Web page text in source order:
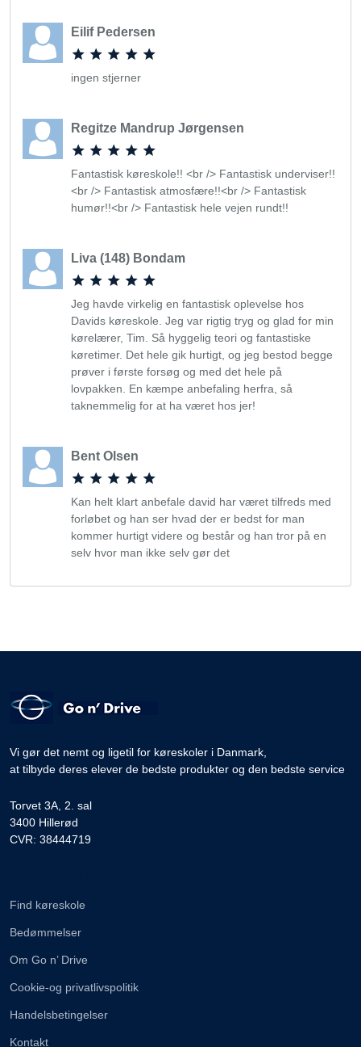
Eilif Pedersen
ingen stjerner
Regitze Mandrup Jørgensen
Fantastisk køreskole!! <br /> Fantastisk underviser!!
<br /> Fantastisk atmosfære!!<br /> Fantastisk
humør!!<br /> Fantastisk hele vejen rundt!!
Liva (148) Bondam
Jeg havde virkelig en fantastisk oplevelse hos
Davids køreskole. Jeg var rigtig tryg og glad for min
kørelærer, Tim. Så hyggelig teori og fantastiske
køretimer. Det hele gik hurtigt, og jeg bestod begge
prøver i første forsøg og med det hele på
lovpakken. En kæmpe anbefaling herfra, så
taknemmelig for at ha været hos jer!
Bent Olsen
Kan helt klart anbefale david har været tilfreds med
forløbet og han ser hvad der er bedst for man
kommer hurtigt videre og består og han tror på en
selv hvor man ikke selv gør det
Vi gør det nemt og ligetil for køreskoler i Danmark,
at tilbyde deres elever de bedste produkter og den bedste service
Torvet 3A, 2. sal
3400 Hillerød
CVR: 38444719
Find køreskole
Bedømmelser
Om Go n’ Drive
Cookie-og privatlivspolitik
Handelsbetingelser
Kontakt